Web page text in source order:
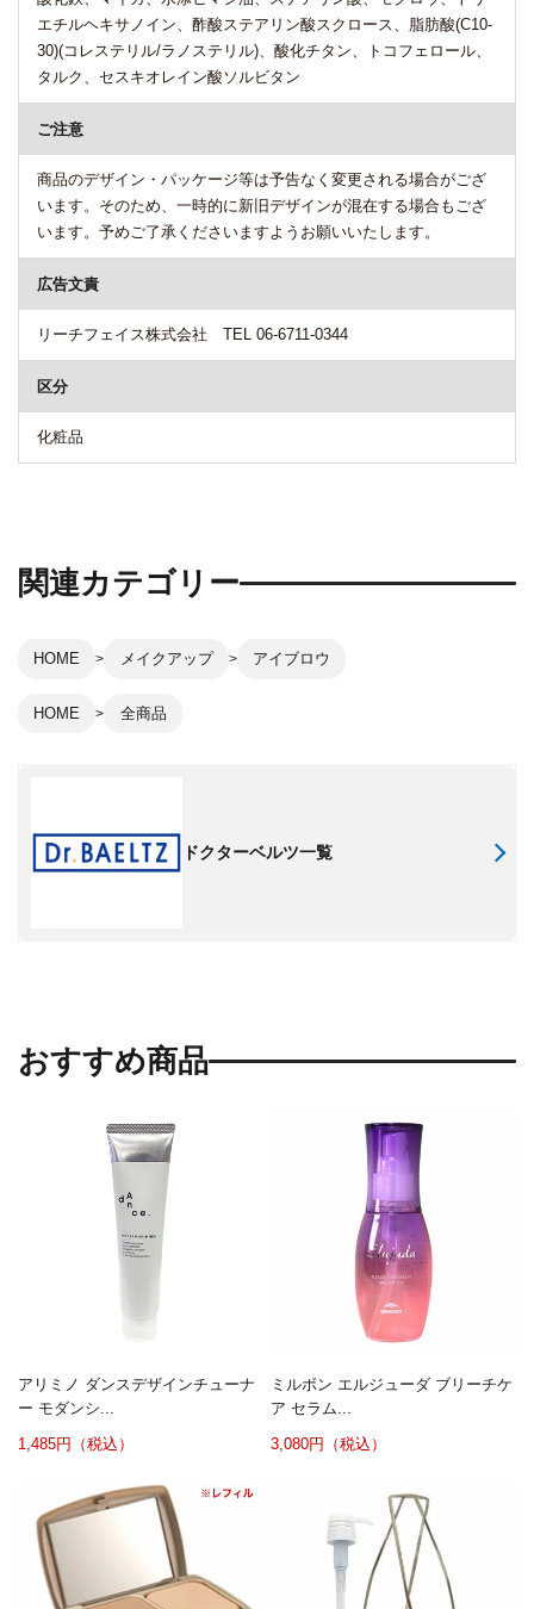
エチルヘキサノイン、酢酸ステアリン酸スクロース、脂肪酸(C10-
30)(コレステリル/ラノステリル)、酸化チタン、トコフェロール、
タルク、セスキオレイン酸ソルビタン
ご注意
商品のデザイン・パッケージ等は予告なく変更される場合がござ
います。そのため、一時的に新旧デザインが混在する場合もござ
います。予めご了承くださいますようお願いいたします。
広告文責
リーチフェイス株式会社 TEL 06-6711-0344
区分
化粧品
関連カテゴリー
HOME メイクアップ アイブロウ
HOME 全商品
ドクターベルツ一覧
おすすめ商品
アリミノ ダンスデザインチューナ
ー モダンシ...
1,485円（税込）
ミルボン エルジューダ ブリーチケ
ア セラム...
3,080円（税込）